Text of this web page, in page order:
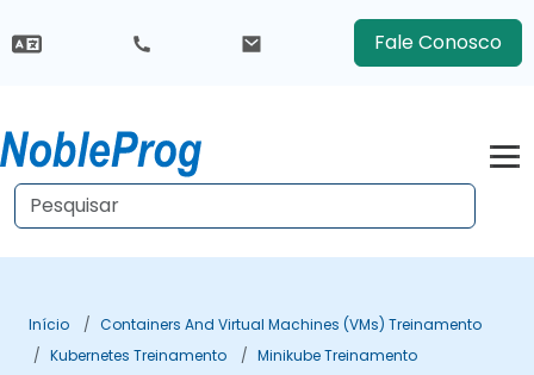
Fale Conosco
Início
Containers And Virtual Machines (VMs) Treinamento
Kubernetes Treinamento
Minikube Treinamento